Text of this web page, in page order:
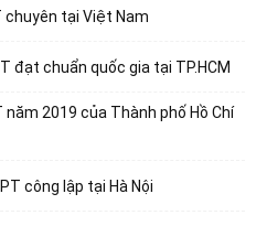
tại Việt Nam
đạt chuẩn quốc gia tại TP.HCM
2019 của Thành phố Hồ Chí
công lập tại Hà Nội